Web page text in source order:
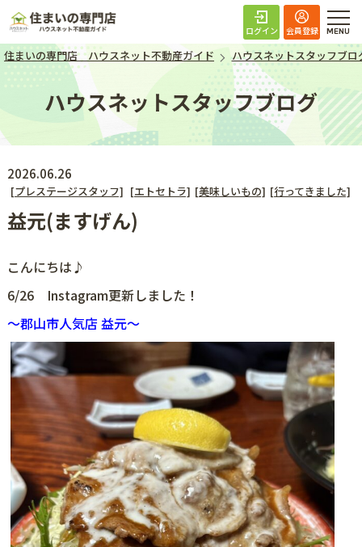
住まいの専門店 ハ
ログイン 会員登録
住まいの専門店 ハウスネット不動産ガイド ハウスネットスタッフブロ
ハウスネットスタッフブログ
2026.06.26
[プレステージスタッフ] [エトセトラ] [美味しいもの] [行ってきました]
益元(ますげん)
こんにちは♪
6/26 Instagram更新しました！
～郡山市人気店 益元～